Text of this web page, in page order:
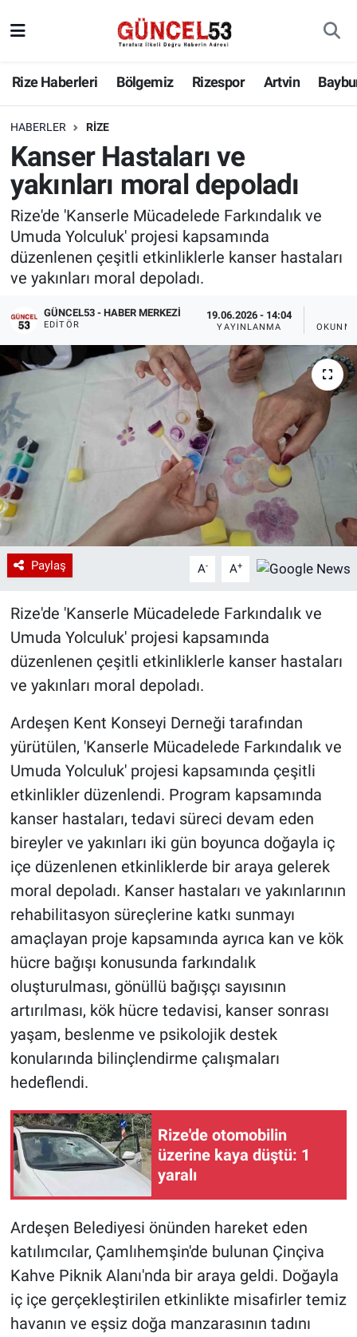
Rize Haberleri Bölgemiz Rizespor Artvin
HABERLER RIZE
Kanser Hastaları ve
yakınları moral depoladı
Rize'de 'Kanserle Mücadelede Farkındalık ve
Umuda Yolculuk' projesi kapsamında
düzenlenen çeşitli etkinliklerle kanser hastaları
ve yakınları moral depoladı.
GÜNCEL53 - HABER MERKEZI
EDITÖR
19.06.2026 - 14:04
YAYINLANMA
Paylaş A- A+
Rize'de 'Kanserle Mücadelede Farkındalık ve
Umuda Yolculuk' projesi kapsamında
düzenlenen çeşitli etkinliklerle kanser hastaları
ve yakınları moral depoladı.
Ardeşen Kent Konseyi Derneği tarafından
yürütülen, 'Kanserle Mücadelede Farkındalık ve
Umuda Yolculuk' projesi kapsamında çeşitli
etkinlikler düzenlendi. Program kapsamında
kanser hastaları, tedavi süreci devam eden
bireyler ve yakınları iki gün boyunca doğayla iç
içe düzenlenen etkinliklerde bir araya gelerek
moral depoladı. Kanser hastaları ve yakınlarının
rehabilitasyon süreçlerine katkı sunmayı
amaçlayan proje kapsamında ayrıca kan ve kök
hücre bağışı konusunda farkındalık
oluşturulması, gönüllü bağışçı sayısının
artırılması, kök hücre tedavisi, kanser sonrası
yaşam, beslenme ve psikolojik destek
konularında bilinçlendirme çalışmaları
hedeflendi.
Rize'de otomobilin
üzerine kaya düştü: 1
yaralı
Ardeşen Belediyesi önünden hareket eden
katılımcılar, Çamlıhemşin'de bulunan Çinçiva
Kahve Piknik Alanı'nda bir araya geldi. Doğayla
iç içe gerçekleştirilen etkinlikte misafirler temiz
havanın ve eşsiz doğa manzarasının tadını